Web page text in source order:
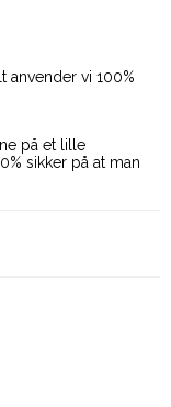
anvender vi 100%
på et lille
sikker på at man